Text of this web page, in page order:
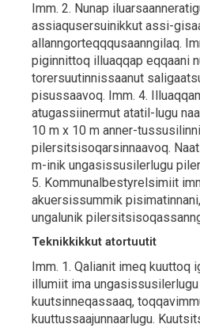
Imm. 2. Nunap
assiaqusersuinikkut assi-
allanngorteqqqusaanngilaq.
piginnittoq illuaqqap eqqaani
torersuutinnissaanut
pisussaavoq. Imm. 4.
atugassiinermut atatil-lugu
10 m x 10 m anner-
pilersitsisoqarsinnaavoq.
m-inik ungasissusilerlugu
5. Kommunalbestyrelsimiit
akuersissummik
ungalunik
Teknikkikkut atortuutit
Imm. 1. Qalianit imeq kuuttoq
illumiit ima ungasissusilerlugu
kuutsinneqassaaq,
kuuttussaajunnaarlugu.